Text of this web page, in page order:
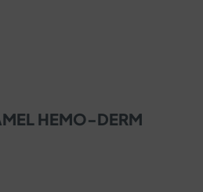
HEMO-DERM